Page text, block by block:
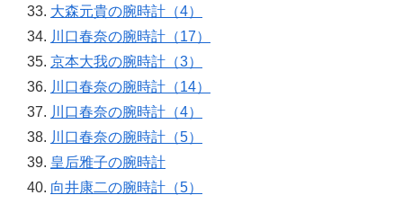
大森元貴の腕時計（4）
川口春奈の腕時計（17）
京本大我の腕時計（3）
川口春奈の腕時計（14）
川口春奈の腕時計（4）
川口春奈の腕時計（5）
皇后雅子の腕時計
向井康二の腕時計（5）